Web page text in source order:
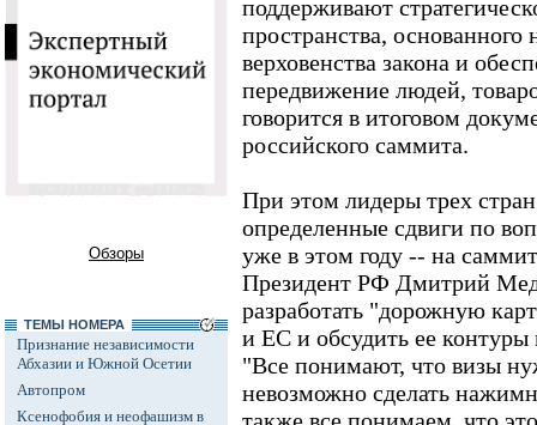
Обзоры
ТЕМЫ НОМЕРА
Признание независимости
Абхазии и Южной Осетии
Автопром
Ксенофобия и неофашизм в
поддерживают
пространства,
верховенства закона и
передвижение людей,
говорится в итоговом
российского саммита.
При этом лидеры трех
определенные сдвиги по
уже в этом году -- на
Президент РФ Дмитрий
разработать "дорожную
и ЕС и обсудить ее контуры
"Все понимают, что визы
невозможно сделать